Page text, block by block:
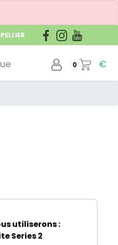
0 €
utiliserons :
Series 2